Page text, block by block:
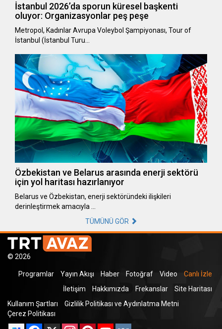
İstanbul 2026’da sporun küresel başkenti
oluyor: Organizasyonlar peş peşe
Metropol, Kadınlar Avrupa Voleybol Şampiyonası, Tour of
İstanbul (İstanbul Turu…
Özbekistan ve Belarus arasında enerji sektörü
için yol haritası hazırlanıyor
Belarus ve Özbekistan, enerji sektöründeki ilişkileri
derinleştirmek amacıyla …
TÜMÜNÜ GÖR
© 2026
Programlar Yayın Akışı Haber Fotoğraf Video
Canlı İzle
İletişim
Hakkımızda Frekanslar
Site Haritası
Kullanım Şartları
Gizlilik Politikası ve Aydınlatma Metni
Çerez Politikası
Facebook
X InstagramPinterestYouTube